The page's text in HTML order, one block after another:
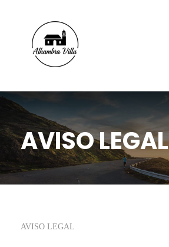
AVISO LEGAL
AVISO LEGAL